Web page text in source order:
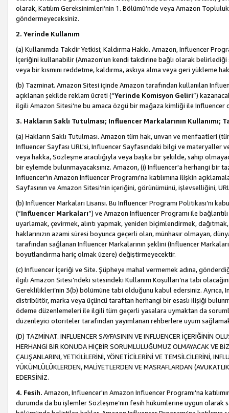
olarak, Katılım Gereksinimleri’nin 1. Bölümü’nde veya Amazon
göndermeyeceksiniz.
2. Yerinde Kullanım
(a) Kullanımda Takdir Yetkisi; Kaldırma Hakkı. Amazon, Influencer
İçeriğini kullanabilir (Amazon'un kendi takdirine bağlı olarak belirlediği
veya bir kısmını reddetme, kaldırma, askıya alma veya geri yükleme
(b) Tazminat. Amazon Sitesi içinde Amazon tarafından kullanılan
açıklanan şekilde reklam ücreti (“Yerinde Komisyon Geliri”)
ilgili Amazon Sitesi’ne bu amaca özgü bir mağaza kimliği ile Influencer
3. Hakların Saklı Tutulması; Influencer Markalarının Kullanımı;
(a) Hakların Saklı Tutulması. Amazon tüm hak, unvan ve menfaatleri
Influencer Sayfası URL'si, Influencer Sayfasındaki bilgi ve materyaller
veya hakka, Sözleşme aracılığıyla veya başka bir şekilde, sahip
bir eylemde bulunmayacaksınız. Amazon, (i) Influencer'a herhangi bir
Influencer'ın Amazon Influencer Programı'na katılımına ilişkin
Sayfasının ve Amazon Sitesi’nin içeriğini, görünümünü, işlevselliğini,
(b) Influencer Markaları Lisansı. Bu Influencer Programı Politikası’nı
(“Influencer Markaları”) ve Amazon Influencer Programı ile
uyarlamak, çevirmek, alıntı yapmak, yeniden biçimlendirmek,
haklarınızın azami süresi boyunca geçerli olan, münhasır olmayan,
tarafından sağlanan Influencer Markalarının şeklini (Influencer
boyutlandırma hariç olmak üzere) değiştirmeyecektir.
(c) Influencer İçeriği ve Site. Şüpheye mahal vermemek adına,
ilgili Amazon Sitesi’ndeki sitesindeki Kullanım Koşulları’na tabi
Gereklilikleri’nin 3(b) bölümüne tabi olduğunu kabul edersiniz. Ayrıca,
distribütör, marka veya üçüncü taraftan herhangi bir esaslı ilişiği
ödeme düzenlemeleri ile ilgili tüm geçerli yasalara uymaktan da
düzenleyici otoriteler tarafından yayımlanan rehberlere uyum
(D) TAZMİNAT. INFLUENCER SAYFASININ VE INFLUENCER İÇERİĞİNİN
HERHANGİ BİR KONUDA HİÇBİR SORUMLULUĞUMUZ OLMAYACAK VE
ÇALIŞANLARINI, YETKİLİLERİNİ, YÖNETİCİLERİNİ VE TEMSİLCİLERİNİ,
YÜKÜMLÜLÜKLERDEN, MALİYETLERDEN VE MASRAFLARDAN
EDERSİNİZ.
4. Fesih. Amazon, Influencer'ın Amazon Influencer Programı'na
durumda da bu işlemler Sözleşme’nin fesih hükümlerine uygun olarak